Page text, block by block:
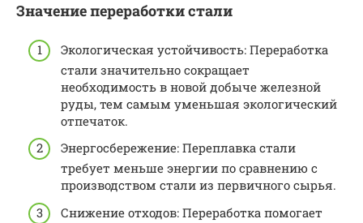
Значение переработки стали
Экологическая устойчивость: Переработка
стали значительно сокращает
необходимость в новой добыче железной
руды, тем самым уменьшая экологический
отпечаток.
Энергосбережение: Переплавка стали
требует меньше энергии по сравнению с
производством стали из первичного сырья.
Снижение отходов: Переработка помогает